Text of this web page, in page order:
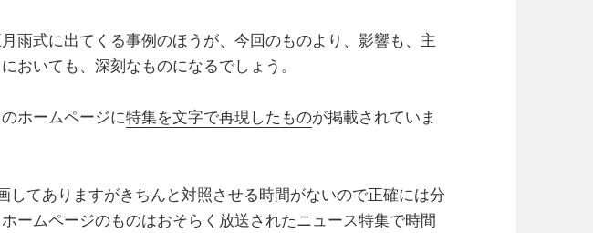
雨式に出てくる事例のほうが、今回のものより、影響も、主
おいても、深刻なものになるでしょう。
ホームページに特集を文字で再現したものが掲載されていま
してありますがきちんと対照させる時間がないので正確には分
ームページのものはおそらく放送されたニュース特集で時間